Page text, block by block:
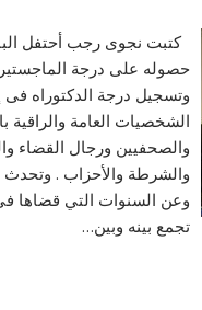
كتبت نجوى رجب أحتفل
حصوله على درجة الماجستير
وتسجيل درجة الدكتوراه فى
الشخصيات العامة والراقية
والصحفيين ورجال القضاء
والشرطة والأحزاب .
وعن السنوات التي قضاها
تجمع بينه وبين…